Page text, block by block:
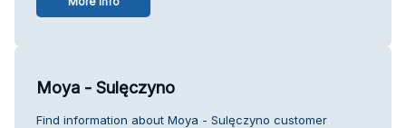
Moya - Sulęczyno
Find information about Moya - Sulęczyno customer